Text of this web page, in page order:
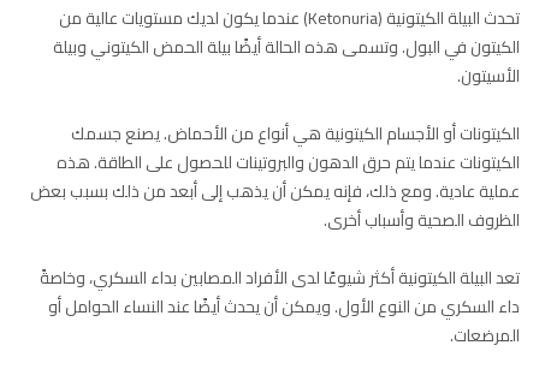
تحدث البيلة الكيتونية (Ketonuria) عندما يكون لديك مستويات عالية من
الكيتون في البول. وتسمى هذه الحالة أيضًا بيلة الحمض الكيتوني وبيلة
الأسيتون.
الكيتونات أو الأجسام الكيتونية هي أنواع من الأحماض. يصنع جسمك
الكيتونات عندما يتم حرق الدهون والبروتينات للحصول على الطاقة. هذه
عملية عادية. ومع ذلك، فإنه يمكن أن يذهب إلى أبعد من ذلك بسبب بعض
الظروف الصحية وأسباب أخرى.
تعد البيلة الكيتونية أكثر شيوعًا لدى الأفراد المصابين بداء السكري، وخاصةً
داء السكري من النوع الأول. ويمكن أن يحدث أيضًا عند النساء الحوامل أو
المرضعات.